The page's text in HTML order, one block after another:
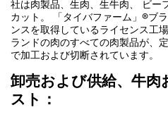
社は肉製品、生肉、生牛肉、 ビー
カット。 「タイバファーム」®ブ
ンスを取得しているライセンス工
ランドの肉のすべての肉製品が、
で加工および切断されています。
卸売および供給、牛肉
スト：